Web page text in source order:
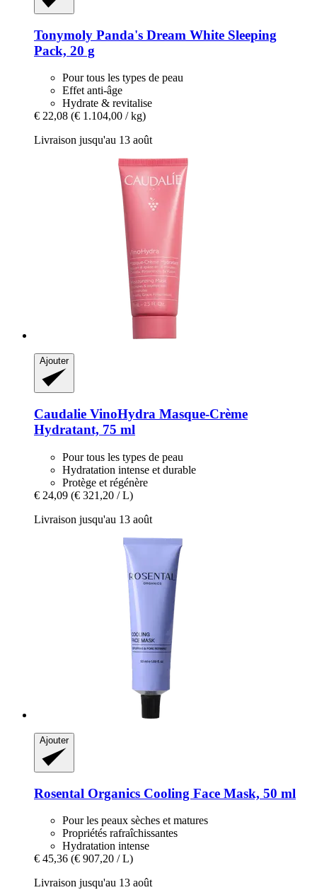
Tonymoly Panda's Dream White Sleeping
Pack, 20 g
Pour tous les types de peau
Effet anti-âge
Hydrate & revitalise
€ 22,08 (€ 1.104,00 / kg)
Livraison jusqu'au 13 août
Ajouter
Caudalie VinoHydra Masque-​Crème
Hydratant, 75 ml
Pour tous les types de peau
Hydratation intense et durable
Protège et régénère
€ 24,09 (€ 321,20 / L)
Livraison jusqu'au 13 août
Ajouter
Rosental Organics Cooling Face Mask, 50 ml
Pour les peaux sèches et matures
Propriétés rafraîchissantes
Hydratation intense
€ 45,36 (€ 907,20 / L)
Livraison jusqu'au 13 août